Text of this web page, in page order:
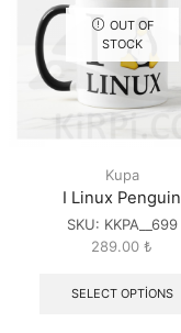
OUT OF
STOCK
Kupa
I Linux Penguin
SKU: KKPA__699
289.00 ₺
SELECT OPTIONS